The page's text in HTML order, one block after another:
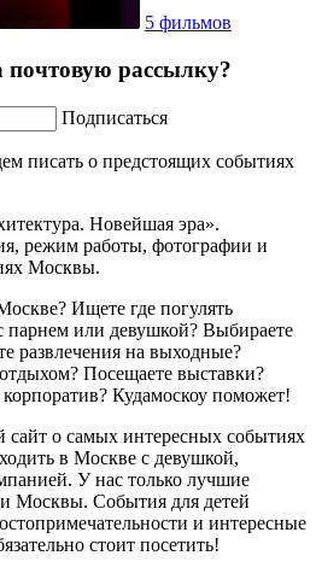
5 фильмов
почтовую рассылку?
Подписаться
писать о предстоящих событиях
Новейшая эра».
режим работы, фотографии и
Москвы.
Ищете где погулять
парнем или девушкой? Выбираете
развлечения на выходные?
Посещаете выставки?
корпоратив? Кудамоскоу поможет!
о самых интересных событиях
в Москве с девушкой,
У нас только лучшие
Москвы. События для детей
и интересные
стоит посетить!